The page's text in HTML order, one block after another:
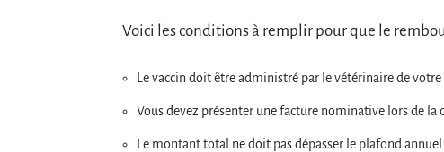
Voici les conditions à remplir pour que le
Le vaccin doit être administré par le vétérinaire de votre
Vous devez présenter une facture nominative lors de la
Le montant total ne doit pas dépasser le plafond